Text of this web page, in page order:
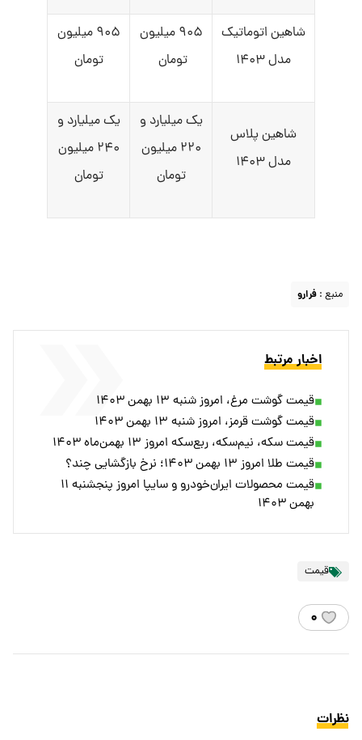
شاهین اتوماتیک
مدل ۱۴۰۳
۹۰۵ میلیون
تومان
۹۰۵ میلیون
تومان
شاهین پلاس
مدل ۱۴۰۳
یک میلیارد و
۲۲۰ میلیون
تومان
یک میلیارد و
۲۴۰ میلیون
تومان
منبع : فرارو
اخبار مرتبط
قیمت گوشت مرغ، امروز شنبه ۱۳ بهمن ۱۴۰۳
قیمت گوشت قرمز، امروز شنبه ۱۳ بهمن ۱۴۰۳
قیمت سکه، نیم‌سکه، ربع‌سکه امروز ۱۳ بهمن‌ماه ۱۴۰۳
قیمت طلا امروز ۱۳ بهمن ۱۴۰۳؛ نرخ بازگشایی چند؟
قیمت محصولات ایران‌خودرو و سایپا امروز پنجشنبه ۱۱
بهمن ۱۴۰۳
قیمت
۰
نظرات